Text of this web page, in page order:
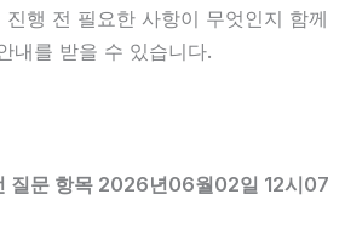
행 전 필요한 사항이 무엇인지 함께
내를 받을 수 있습니다.
질문 항목 2026년06월02일 12시07